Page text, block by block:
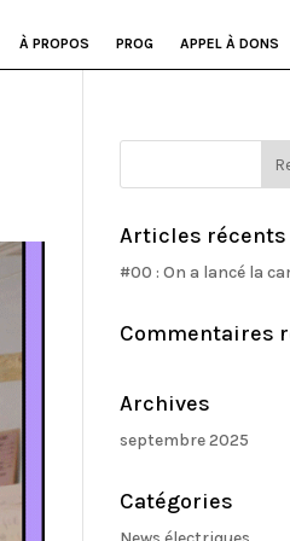
À PROPOS PROG APPEL À DONS
Articles récents
#00 : On a lancé la
Commentaires
Archives
septembre 2025
Catégories